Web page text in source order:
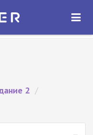
ОТКРЫТЬ
2 /